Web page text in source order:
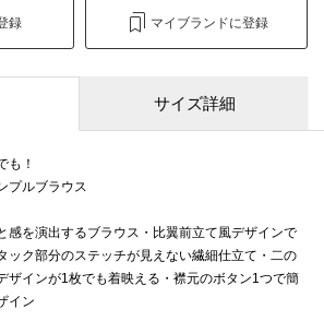
録 マイブランドに登録
サイズ詳細
も！
プルブラウス
感を演出するブラウス・比翼前立て風デザインで
ック部分のステッチが見えない繊細仕立て・二の
ザインが1枚でも着映える・襟元のボタン1つで簡
イン